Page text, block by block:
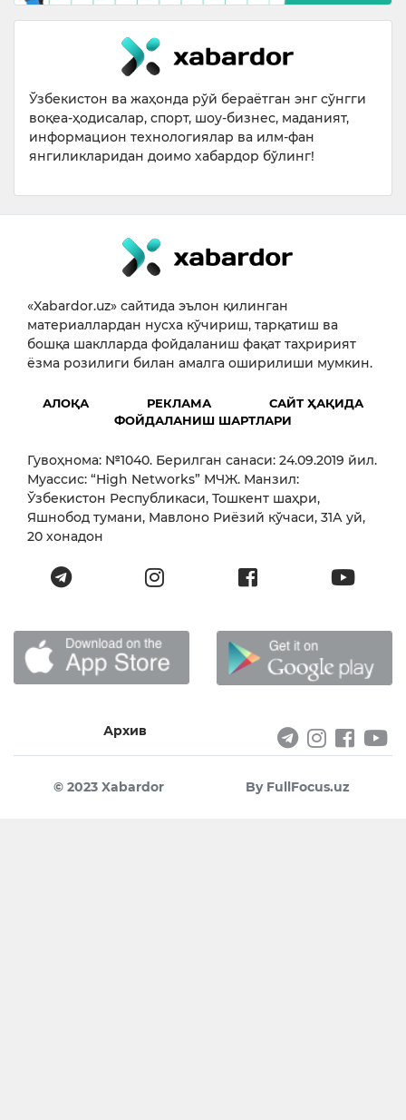
Ўзбекистон ва жаҳонда рўй бераётган энг сўнгги
воқеа-ҳодисалар, спорт, шоу-бизнес, маданият,
информацион технологиялар ва илм-фан
янгиликларидан доимо хабардор бўлинг!
«Xabardor.uz» сайтида эълон қилинган
материаллардан нусха кўчириш, тарқатиш ва
бошқа шаклларда фойдаланиш фақат таҳририят
ёзма розилиги билан амалга оширилиши мумкин.
АЛОҚА РЕКЛАМА
САЙТ ҲАҚИДА
ФОЙДАЛАНИШ ШАРТЛАРИ
Гувоҳнома: №1040. Берилган санаси: 24.09.2019 йил.
Муассис: “High Networks” МЧЖ. Манзил:
Ўзбекистон Республикаси, Тошкент шаҳри,
Яшнобод тумани, Мавлоно Риёзий кўчаси, 31А уй,
20 хонадон
Архив
© 2023 Xabardor By FullFocus.uz